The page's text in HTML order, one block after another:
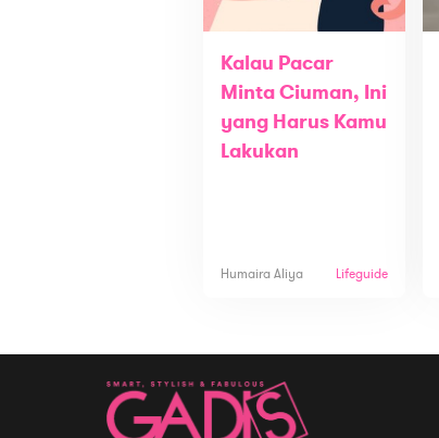
Kalau Pacar
Minta Ciuman, Ini
yang Harus Kamu
Lakukan
Humaira Aliya Lifeguide